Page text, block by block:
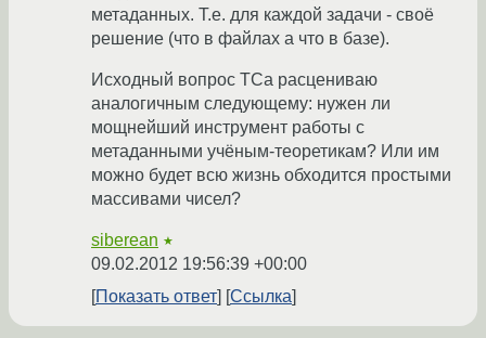
метаданных. Т.е. для каждой задачи - своё
решение (что в файлах а что в базе).
Исходный вопрос ТСа расцениваю
аналогичным следующему: нужен ли
мощнейший инструмент работы с
метаданными учёным-теоретикам? Или им
можно будет всю жизнь обходится простыми
массивами чисел?
siberean ★
09.02.2012 19:56:39 +00:00
Показать ответ
Ссылка